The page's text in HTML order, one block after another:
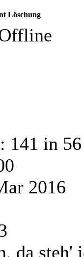
Löschung
141 in
2016
da steh'